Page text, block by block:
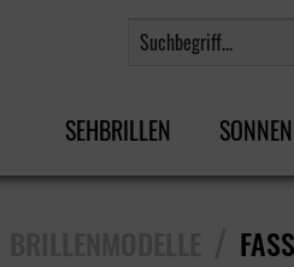
SEHBRILLEN